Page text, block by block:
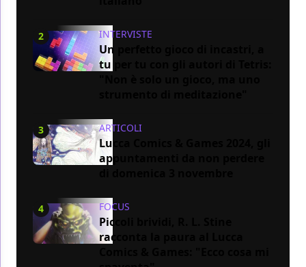
2 INTERVISTE
Un perfetto gioco di incastri, a
tu per tu con gli autori di Tetris:
3 ARTICOLI
Lucca Comics & Games 2024, gli
appuntamenti da non perdere
4 FOCUS
Piccoli brividi, R. L. Stine
racconta la paura al Lucca